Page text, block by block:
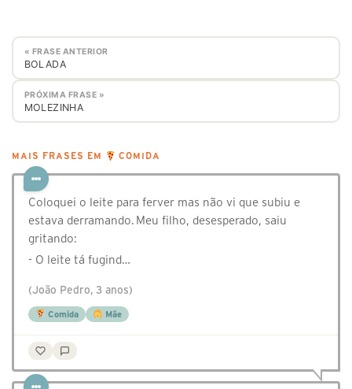
« FRASE ANTERIOR
BOLADA
PRÓXIMA FRASE »
MOLEZINHA
MAIS FRASES EM COMIDA
Coloquei o leite para ferver mas não vi que subiu e
estava derramando. Meu filho, desesperado, saiu
gritando:
- O leite tá fugind…
(João Pedro, 3 anos)
Comida Mãe